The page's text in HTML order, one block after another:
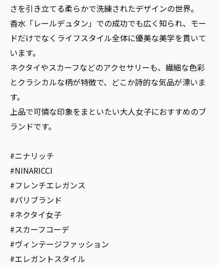
さを引き立てる柔らかで洗練されたデザインの世界。
香水「レールデュタン」での成功でも広く知られ、モー
ドだけでなくライフスタイル全体に優美な美学を貫いて
います。
ネクタイやスカーフなどのアクセサリーも、繊細な色彩
とクラシカルな柄が特徴で、どこか詩的な気品が漂いま
す。
上品で可憐な印象をまといたい大人女子におすすめのブ
ランドです。
#ニナリッチ
#NINARICCI
#フレンチエレガンス
#パリブランド
#ネクタイ女子
#スカーフコーデ
#ヴィンテージファッション
#エレガントスタイル